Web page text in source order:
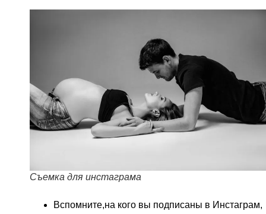
Съемка для инстаграма
Вспомните,на кого вы подписаны в Инстаграм,